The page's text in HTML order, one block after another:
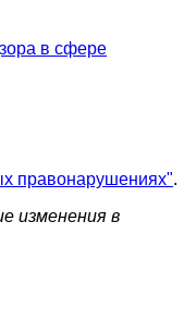
в сфере
правонарушениях".
изменения в